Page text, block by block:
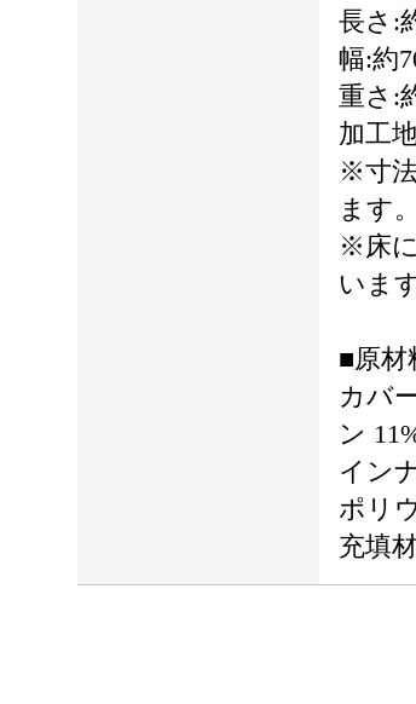
長さ:
幅:約
重さ:
加工
※寸
ます。
※床
います
■原材
カバ
ン
イン
ポリ
充填